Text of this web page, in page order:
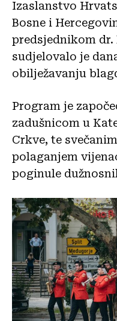
Izaslanstvo
Bosne i
predsjednikom dr.
sudjelovalo je
obilježavanju
Program je
zadušnicom u
Crkve, te
polaganjem
poginule